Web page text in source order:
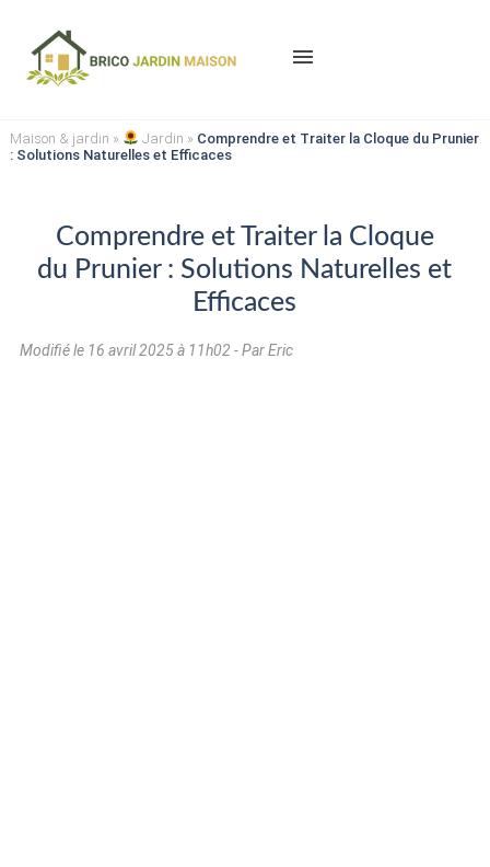
menu
Maison & jardin » Jardin » Comprendre et Traiter la Cloque du Prunier
: Solutions Naturelles et Efficaces
Comprendre et Traiter la Cloque
du Prunier : Solutions Naturelles et
Efficaces
Modifié le 16 avril 2025 à 11h02 - Par Eric